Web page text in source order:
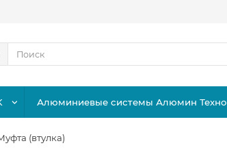
Алюминиевые системы Алюмин Техно
(втулка)